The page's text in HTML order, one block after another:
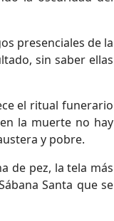
presenciales de la
sin saber ellas
el ritual funerario
la muerte no hay
y pobre.
de pez, la tela más
Santa que se